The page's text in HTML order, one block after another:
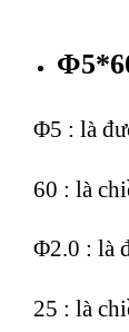
Φ5 : là
60 : là
Φ2.0 : là
25 : là